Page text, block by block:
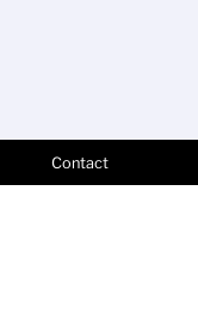
Contact